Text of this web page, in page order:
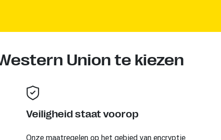
Union te kiezen
Veiligheid staat voorop
Onze maatregelen op het gebied van encryptie